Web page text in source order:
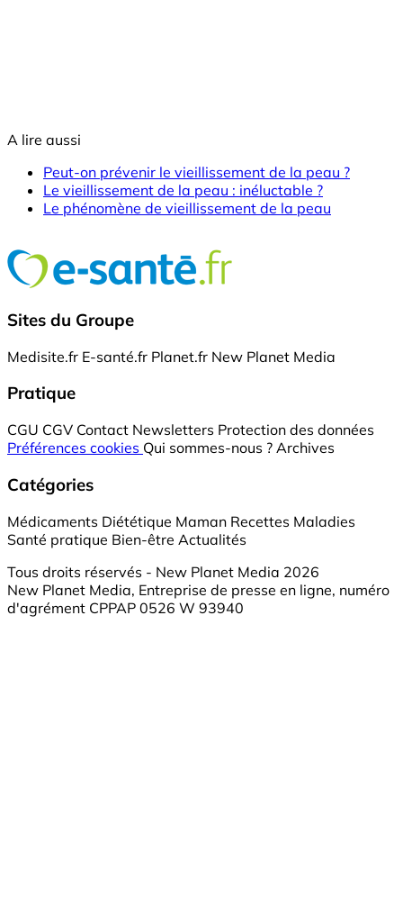
A lire aussi
Peut-on prévenir le vieillissement de la peau ?
Le vieillissement de la peau : inéluctable ?
Le phénomène de vieillissement de la peau
Sites du Groupe
Medisite.fr E-santé.fr Planet.fr New Planet Media
Pratique
CGU CGV Contact Newsletters Protection des données
Préférences cookies Qui sommes-nous ? Archives
Catégories
Médicaments Diététique Maman Recettes Maladies
Santé pratique Bien-être Actualités
Tous droits réservés - New Planet Media 2026
New Planet Media, Entreprise de presse en ligne, numéro
d'agrément CPPAP 0526 W 93940